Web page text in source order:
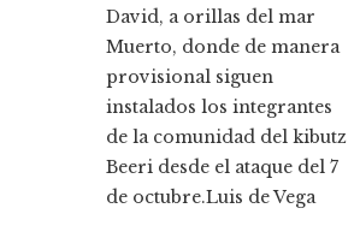
David, a orillas del mar
Muerto, donde de manera
provisional siguen
instalados los integrantes
de la comunidad del kibutz
Beeri desde el ataque del 7
de octubre.Luis de Vega